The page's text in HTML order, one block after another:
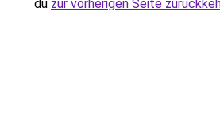
du zur vorherigen Seite